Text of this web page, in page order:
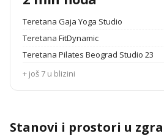
Teretana Gaja Yoga Studio
Teretana FitDynamic
Teretana Pilates Beograd Studio 23
+ još 7 u blizini
Stanovi i prostori u